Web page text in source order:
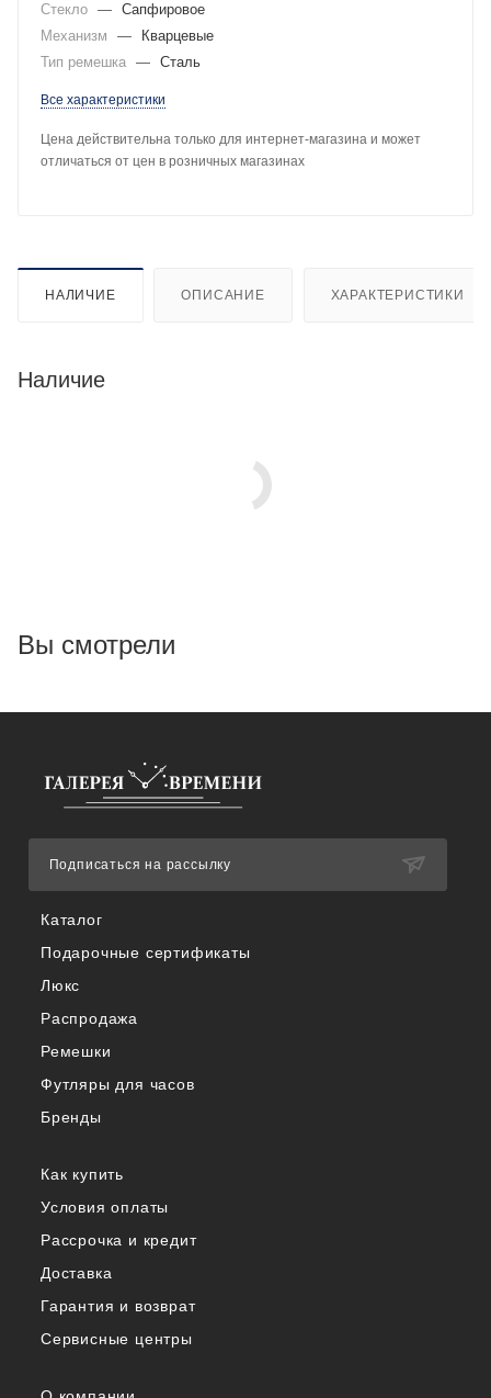
Стекло — Сапфировое
Механизм
—
Кварцевые
Тип ремешка — Сталь
Все характеристики
Цена действительна только для интернет-магазина и может
отличаться от цен в розничных магазинах
НАЛИЧИЕ ОПИСАНИЕ ХАРАКТЕРИСТИКИ
Наличие
Вы смотрели
Каталог
Подарочные сертификаты
Люкс
Распродажа
Ремешки
Футляры для часов
Бренды
Как купить
Условия оплаты
Рассрочка и кредит
Доставка
Гарантия и возврат
Сервисные центры
Подписаться на рассылку